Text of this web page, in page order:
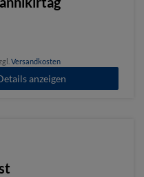
Versandkosten
anzeigen